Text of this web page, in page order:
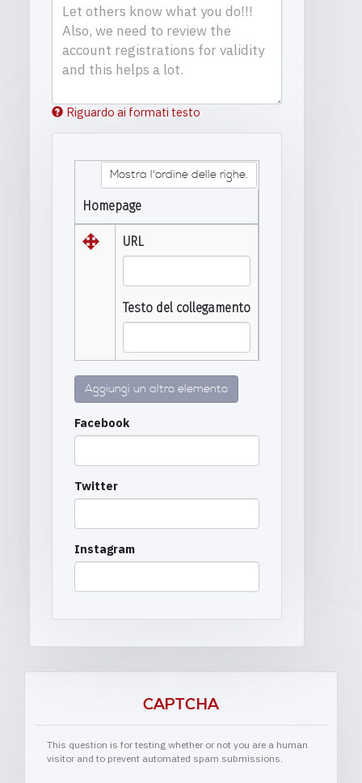
Riguardo ai formati testo
Mostra l'ordine delle righe.
Homepage
URL
Testo del collegamento
Aggiungi un altro elemento
Facebook
Twitter
Instagram
CAPTCHA
This question is for testing whether or not you are a human
visitor and to prevent automated spam submissions.